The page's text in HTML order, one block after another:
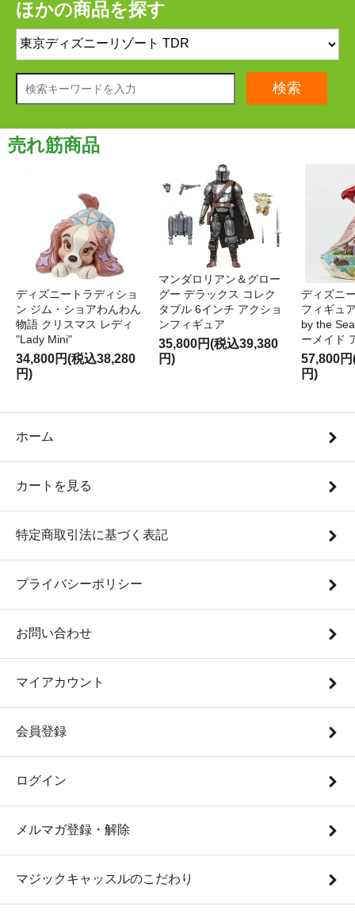
ほかの商品を探す
検索
売れ筋商品
ディズニートラディショ
ン ジム・ショアわんわん
物語 クリスマス レディ
"Lady Mini"
34,800円(税込38,280
円)
マンダロリアン＆グロー
グー デラックス コレク
タブル 6インチ アクショ
ンフィギュア
35,800円(税込39,380
円)
ディズニ
フィギュ
by the
ーメイド
57,800
円)
ホーム
カートを見る
特定商取引法に基づく表記
プライバシーポリシー
お問い合わせ
マイアカウント
会員登録
ログイン
メルマガ登録・解除
マジックキャッスルのこだわり